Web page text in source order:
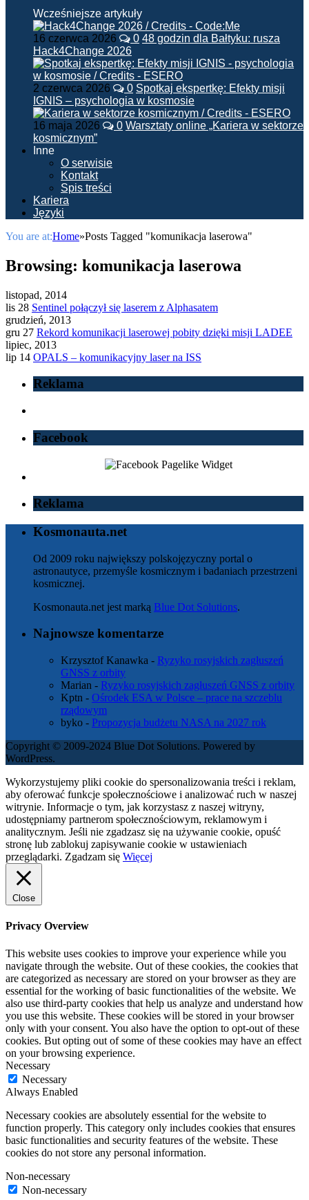
Wcześniejsze artykuły
16 czerwca 2026 0 48 godzin dla Bałtyku: rusza
Hack4Change 2026
2 czerwca 2026 0 Spotkaj ekspertkę: Efekty misji
IGNIS – psychologia w kosmosie
16 maja 2026 0 Warsztaty online „Kariera w sektorze
kosmicznym”
Inne
O serwisie
Kontakt
Spis treści
Kariera
Języki
You are at:Home»Posts Tagged "komunikacja laserowa"
Browsing: komunikacja laserowa
listopad, 2014
lis 28 Sentinel połączył się laserem z Alphasatem
grudzień, 2013
gru 27 Rekord komunikacji laserowej pobity dzięki misji LADEE
lipiec, 2013
lip 14 OPALS – komunikacyjny laser na ISS
Reklama
Facebook
Reklama
Kosmonauta.net
Od 2009 roku największy polskojęzyczny portal o
astronautyce, przemyśle kosmicznym i badaniach przestrzeni
kosmicznej.
Kosmonauta.net jest marką Blue Dot Solutions.
Najnowsze komentarze
Krzysztof Kanawka - Ryzyko rosyjskich zagłuszeń
GNSS z orbity
Marian - Ryzyko rosyjskich zagłuszeń GNSS z orbity
Kptn - Ośrodek ESA w Polsce – prace na szczeblu
rządowym
byko - Propozycja budżetu NASA na 2027 rok
Copyright © 2009-2024 Blue Dot Solutions. Powered by
WordPress.
Wykorzystujemy pliki cookie do spersonalizowania treści i reklam,
aby oferować funkcje społecznościowe i analizować ruch w naszej
witrynie. Informacje o tym, jak korzystasz z naszej witryny,
udostępniamy partnerom społecznościowym, reklamowym i
analitycznym. Jeśli nie zgadzasz się na używanie cookie, opuść
stronę lub zablokuj zapisywanie cookie w ustawieniach
przeglądarki. Zgadzam się Więcej
Close
Privacy Overview
This website uses cookies to improve your experience while you
navigate through the website. Out of these cookies, the cookies that
are categorized as necessary are stored on your browser as they are
essential for the working of basic functionalities of the website. We
also use third-party cookies that help us analyze and understand how
you use this website. These cookies will be stored in your browser
only with your consent. You also have the option to opt-out of these
cookies. But opting out of some of these cookies may have an effect
on your browsing experience.
Necessary
Necessary
Always Enabled
Necessary cookies are absolutely essential for the website to
function properly. This category only includes cookies that ensures
basic functionalities and security features of the website. These
cookies do not store any personal information.
Non-necessary
Non-necessary